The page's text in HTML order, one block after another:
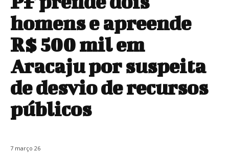
homens e apreende
R$ 500 mil em
Aracaju por suspeita
de desvio de recursos
públicos
7 março 26